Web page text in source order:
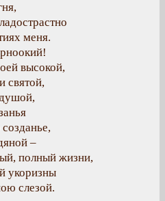
меня.
высокой,
святой,
–
полный жизни,
укоризны
слезой.